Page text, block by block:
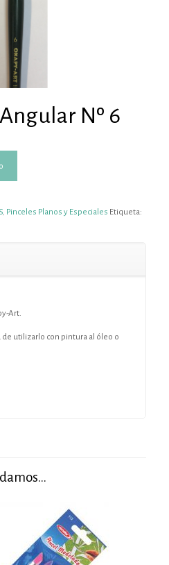
Nº 6
, Pinceles Planos y Especiales Etiqueta:
Art.
de utilizarlo con pintura al óleo o